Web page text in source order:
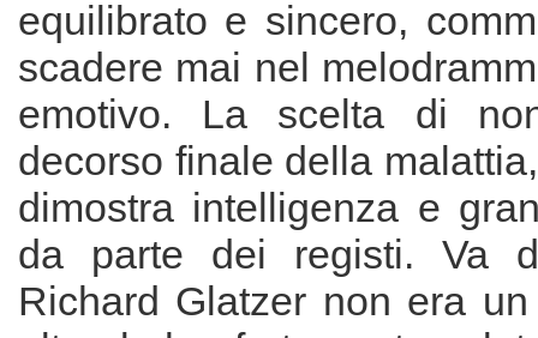
equilibrato e sincero,
scadere mai nel
emotivo. La scelta di
decorso finale della
dimostra intelligenza e
da parte dei registi. Va
Richard Glatzer non era